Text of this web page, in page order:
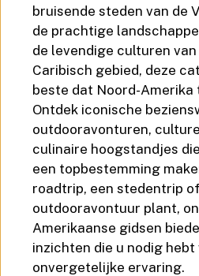
bruisende steden van de
de prachtige
de levendige culturen
Caribisch gebied, deze
beste dat Noord-Amerika
Ontdek iconische
outdooravonturen,
culinaire hoogstandjes
een topbestemming
roadtrip, een stedentrip
outdooravontuur plant,
Amerikaanse gidsen
inzichten die u nodig hebt
onvergetelijke ervaring.